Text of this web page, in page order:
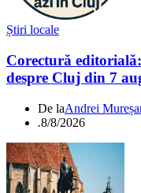
Știri locale
Corectură
despre Cluj din 7
De laAndrei
.8/8/2026